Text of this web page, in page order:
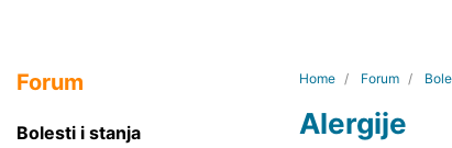
Forum
Bolesti i stanja
Home Forum
Alergije